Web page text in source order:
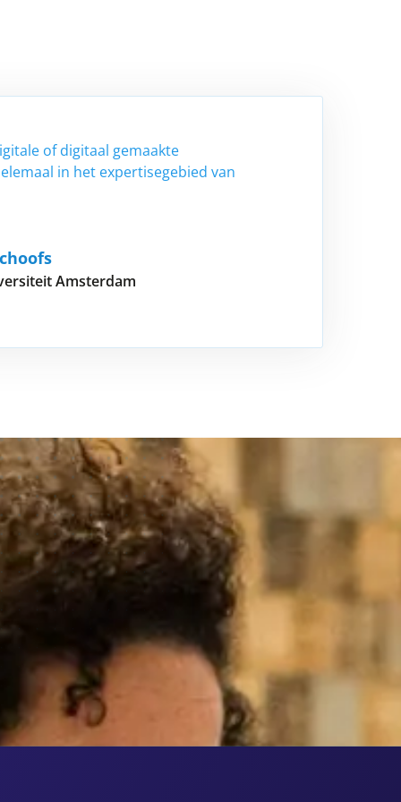
of digitaal gemaakte
in het expertisegebied van
Amsterdam